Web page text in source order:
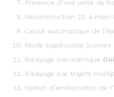
Présence d’une unité de
Reconstruction 3D à main
Calcul automatique de
Mode trapézoïdal (convex
Balayage panoramique Oui
Balayage par trajets
Option d’amélioration de